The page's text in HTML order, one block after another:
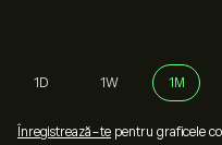
1D 1W 1M
Înregistrează-te pentru graficele